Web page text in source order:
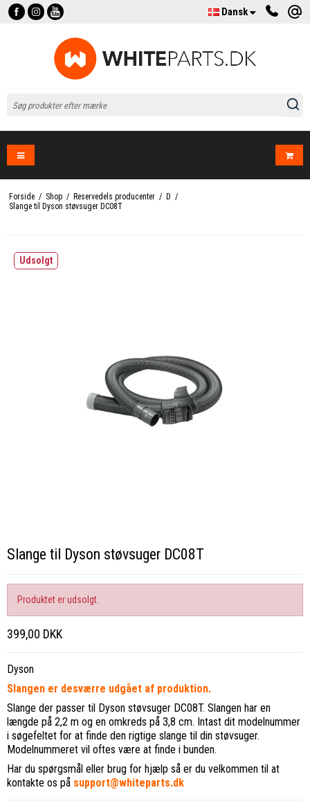
Dansk
Forside / Shop / Reservedels producenter / D /
Slange til Dyson støvsuger DC08T
Udsolgt
Slange til Dyson støvsuger DC08T
Produktet er udsolgt.
399,00 DKK
Dyson
Slangen er desværre udgået af produktion.
Slange der passer til Dyson støvsuger DC08T. Slangen har en
længde på 2,2 m og en omkreds på 3,8 cm. Intast dit modelnummer
i søgefeltet for at finde den rigtige slange til din støvsuger.
Modelnummeret vil oftes være at finde i bunden.
Har du spørgsmål eller brug for hjælp så er du velkommen til at
kontakte os på support@whiteparts.dk